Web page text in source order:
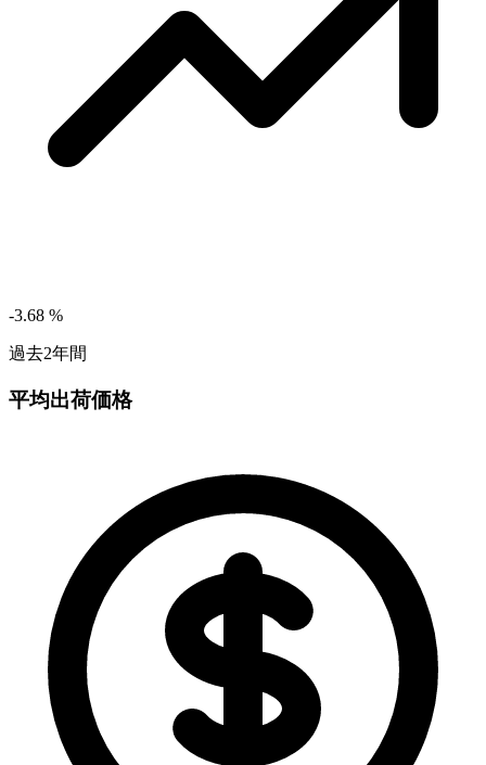
-3.68 %
過去2年間
平均出荷価格